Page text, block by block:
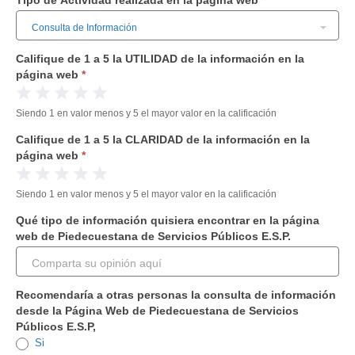
-
Servicios
Ciudadano
desde
web
Califique de 1 a 5 la UTILIDAD de la información en la
página web *
Siendo 1 en valor menos y 5 el mayor valor en la calificación
Califique de 1 a 5 la CLARIDAD de la información en la
página web *
Siendo 1 en valor menos y 5 el mayor valor en la calificación
Qué tipo de información quisiera encontrar en la página
web de Piedecuestana de Servicios Públicos E.S.P.
Recomendaría a otras personas la consulta de información
desde la Página Web de Piedecuestana de Servicios
Públicos E.S.P,
Si
eres
humano,
este
campo
blanco.